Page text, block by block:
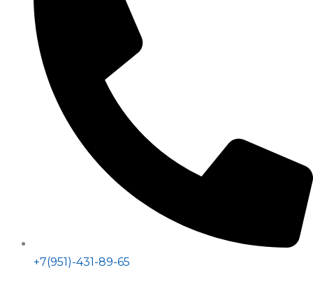
+7(951)-431-89-65